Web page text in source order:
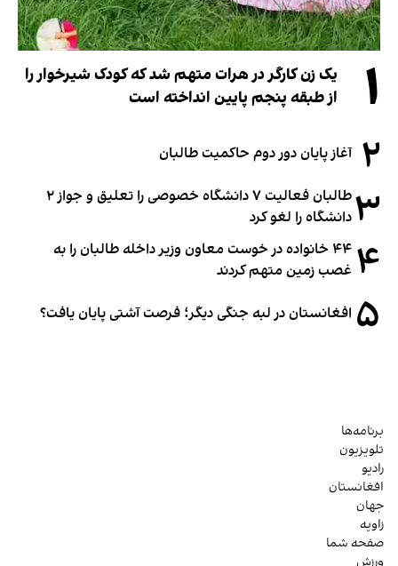
۱
یک زن کارگر در هرات متهم شد که کودک شیرخوار را
از طبقه پنجم پایین انداخته است
۲ آغاز پایان دور دوم حاکمیت طالبان
۳
طالبان فعالیت ۷ دانشگاه خصوصی را تعلیق و جواز ۲
دانشگاه را لغو کرد
۴
۴۴ خانواده در خوست معاون وزیر داخله طالبان را به
غصب زمین متهم کردند
۵ افغانستان در لبه جنگی دیگر؛ فرصت آشتی پایان یافت؟
برنامه‌ها
تلویزیون
رادیو
افغانستان
جهان
زاویه
صفحه شما
ورزش